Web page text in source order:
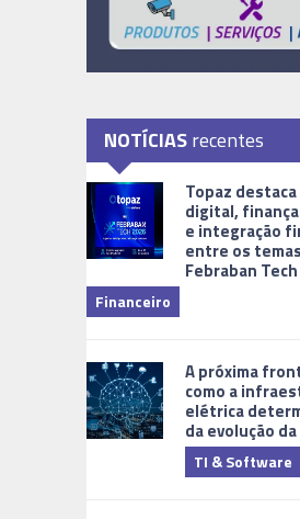
NOTÍCIASrecentes
Topaz
digital,
e integração
entre os
Febraban Tech
Financeiro
A próxima
como a
elétrica
da evolução da
TI & Software